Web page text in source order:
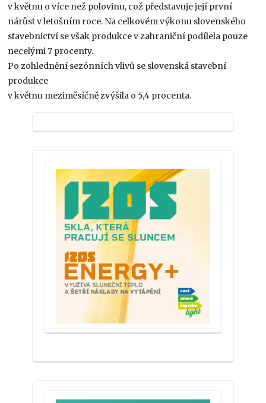
v květnu o více než polovinu, což představuje její první
nárůst v letošním roce. Na celkovém výkonu slovenského
stavebnictví se však produkce v zahraniční podílela pouze
necelými 7 procenty.
Po zohlednění sezónních vlivů se slovenská stavební
produkce
v květnu meziměsíčně zvýšila o 5,4 procenta.